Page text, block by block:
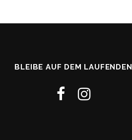
BLEIBE AUF DEM LAUFENDEN